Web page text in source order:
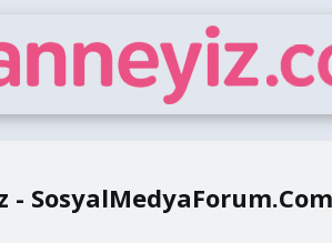
- SosyalMedyaForum.Com